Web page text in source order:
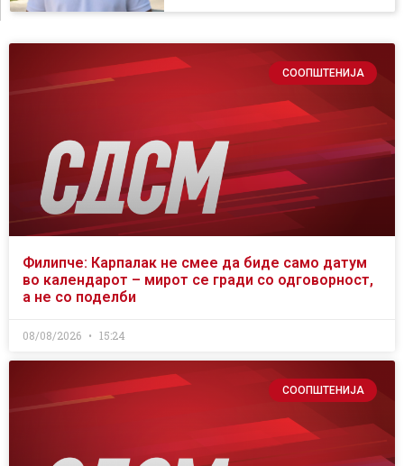
СООПШТЕНИЈА
Филипче: Карпалак не смее да биде само датум
во календарот – мирот се гради со одговорност,
а не со поделби
08/08/2026 15:24
СООПШТЕНИЈА